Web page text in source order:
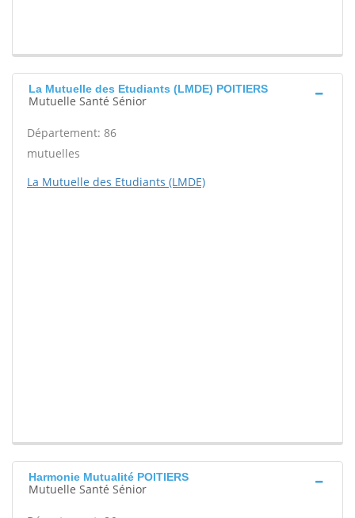
La Mutuelle des Etudiants (LMDE) POITIERS
Mutuelle Santé Sénior
Département: 86
mutuelles
La Mutuelle des Etudiants (LMDE)
Harmonie Mutualité POITIERS
Mutuelle Santé Sénior